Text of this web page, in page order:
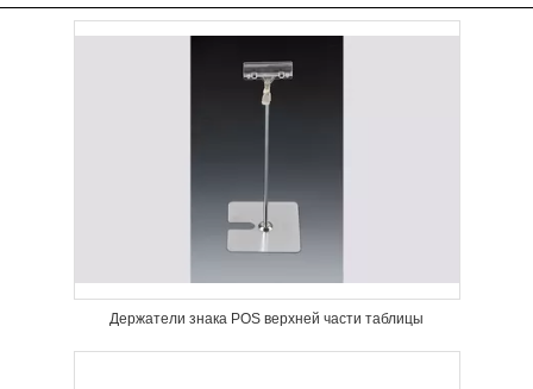
Держатели знака POS верхней части таблицы